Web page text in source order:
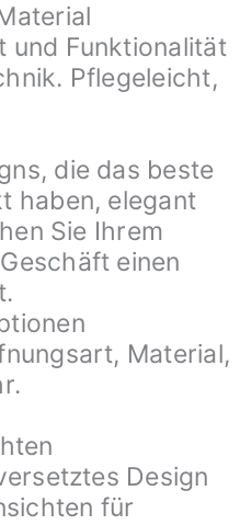
und Funktionalität
Pflegeleicht,
die das beste
haben, elegant
Sie Ihrem
einen
Material,
Design
für